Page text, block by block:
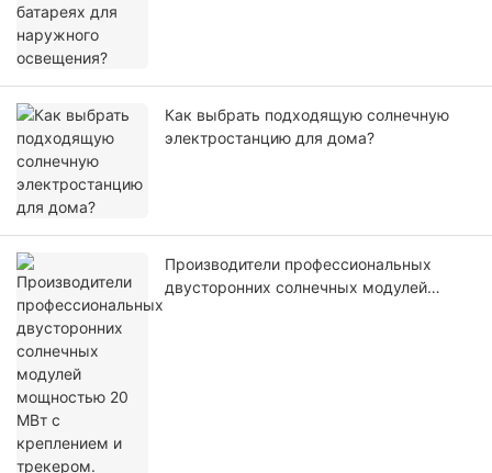
Как выбрать подходящую солнечную
электростанцию ​​для дома?
Производители профессиональных
двусторонних солнечных модулей